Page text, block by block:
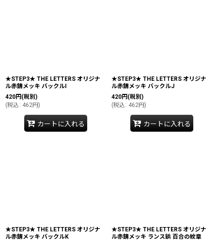
★STEP3★ THE LETTERS オリジナ
ル赤錆メッキ バックルI
420円 (税別)
(税込 : 462円)
カートに入れる
★STEP3★ THE LETTERS オリジナ
ル赤錆メッキ バックルJ
420円 (税別)
(税込 : 462円)
カートに入れる
★STEP3★ THE LETTERS オリジナ
ル赤錆メッキ バックルK
★STEP3★ THE LETTERS オリジナ
ル赤錆メッキ ランス鋲 百合の紋章